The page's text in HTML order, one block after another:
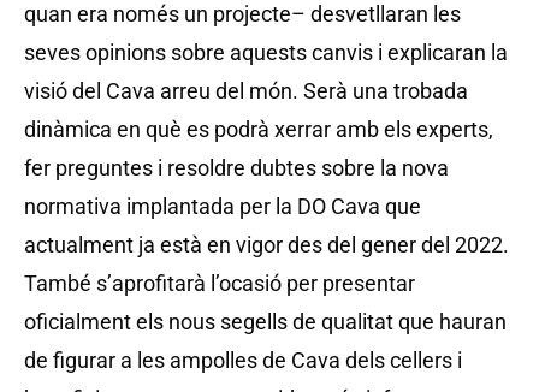
quan era només un projecte– desvetllaran les
seves opinions sobre aquests canvis i explicaran la
visió del Cava arreu del món. Serà una trobada
dinàmica en què es podrà xerrar amb els experts,
fer preguntes i resoldre dubtes sobre la nova
normativa implantada per la DO Cava que
actualment ja està en vigor des del gener del 2022.
També s’aprofitarà l’ocasió per presentar
oficialment els nous segells de qualitat que hauran
de figurar a les ampolles de Cava dels cellers i